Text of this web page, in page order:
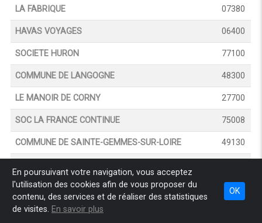
LA FABRIQUE 07380
HAVAS VOYAGES 06400
SOCIETE HURON 77100
COMMUNE DE LANGOGNE 48300
LE MANOIR DE CORNY 27700
SOC LA FRANCE CONTINUE 75008
COMMUNE DE SAINTE-GEMMES-SUR-LOIRE 49130
ETS MICHEL CHOUTEAU 86280
GERARD LOISIRS
En poursuivant votre navigation, vous acceptez
l'utilisation des cookies afin de vous proposer du
contenu, des services et de réaliser des statistiques
de visites. En savoir plus
OK